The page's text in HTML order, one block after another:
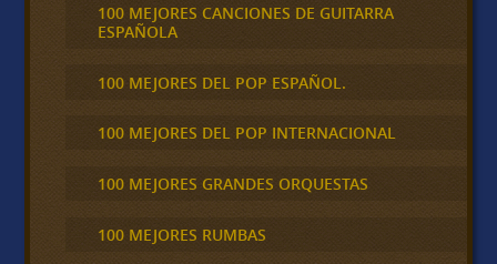
100 MEJORES CANCIONES DE GUITARRA
ESPAÑOLA
100 MEJORES DEL POP ESPAÑOL.
100 MEJORES DEL POP INTERNACIONAL
100 MEJORES GRANDES ORQUESTAS
100 MEJORES RUMBAS